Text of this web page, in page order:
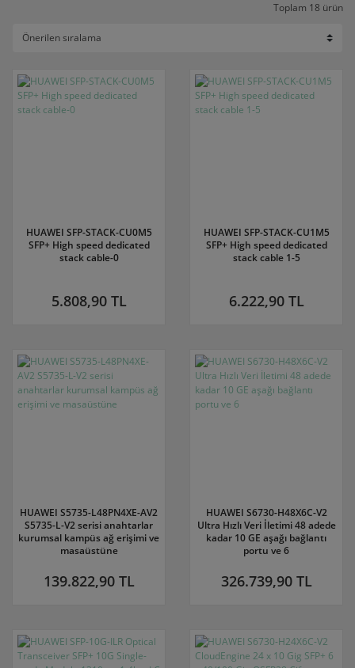
Toplam 18 ürün
HUAWEI SFP-STACK-CU0M5
SFP+ High speed dedicated
stack cable-0
5.808,90 TL
HUAWEI SFP-STACK-CU1M5
SFP+ High speed dedicated
stack cable 1-5
6.222,90 TL
HUAWEI S5735-L48PN4XE-AV2
S5735-L-V2 serisi anahtarlar
kurumsal kampüs ağ erişimi ve
masaüstüne
139.822,90 TL
HUAWEI S6730-H48X6C-V2
Ultra Hızlı Veri İletimi 48 adede
kadar 10 GE aşağı bağlantı
portu ve 6
326.739,90 TL